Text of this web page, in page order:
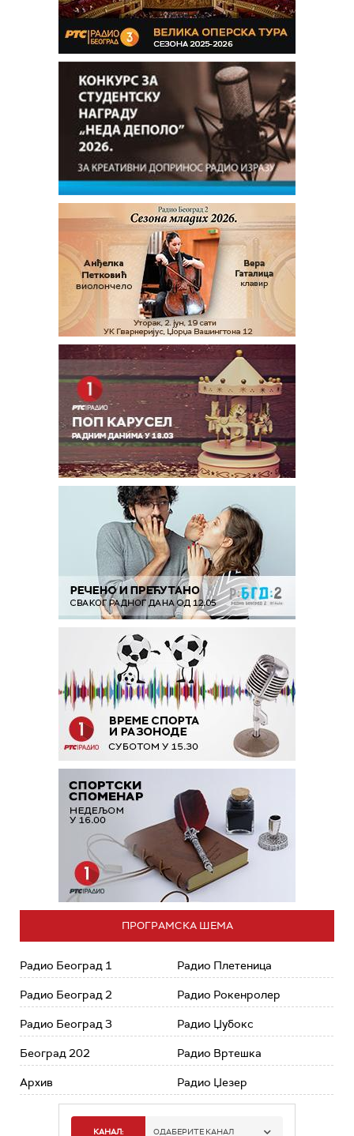
ПРОГРАМСКА ШЕМА
Радио Београд 1
Радио Београд 2
Радио Београд 3
Београд 202
Архив
Радио Плетеница
Радио Рокенролер
Радио Џубокс
Радио Вртешка
Радио Џезер
КАНАЛ: ОДАБЕРИТЕ КАНАЛ